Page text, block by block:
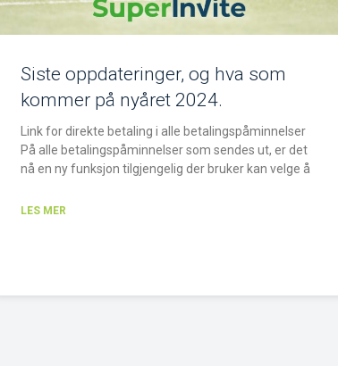
Siste oppdateringer, og hva som
kommer på nyåret 2024.
Link for direkte betaling i alle betalingspåminnelser
På alle betalingspåminnelser som sendes ut, er det
nå en ny funksjon tilgjengelig der bruker kan velge å
LES MER